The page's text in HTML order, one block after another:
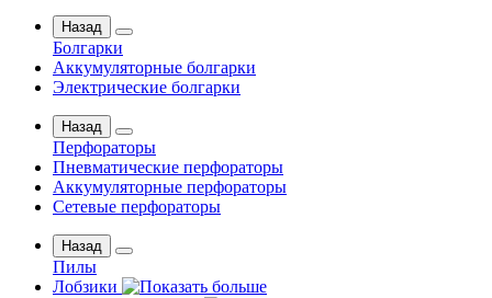
Назад
Болгарки
Аккумуляторные болгарки
Электрические болгарки
Назад
Перфораторы
Пневматические перфораторы
Аккумуляторные перфораторы
Сетевые перфораторы
Назад
Пилы
Лобзики